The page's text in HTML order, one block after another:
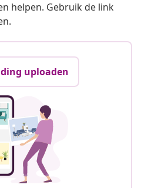
helpen. Gebruik de link
uploaden